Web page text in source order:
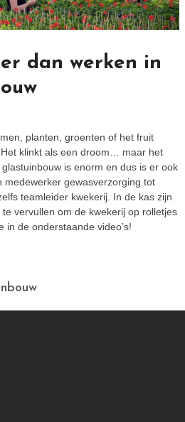
dan werken in
planten, groenten of het fruit
klinkt als een droom… maar het
is enorm en dus is er ook
medewerker gewasverzorging tot
teamleider kwekerij. In de kas zijn
vervullen om de kwekerij op rolletjes
in de onderstaande video’s!